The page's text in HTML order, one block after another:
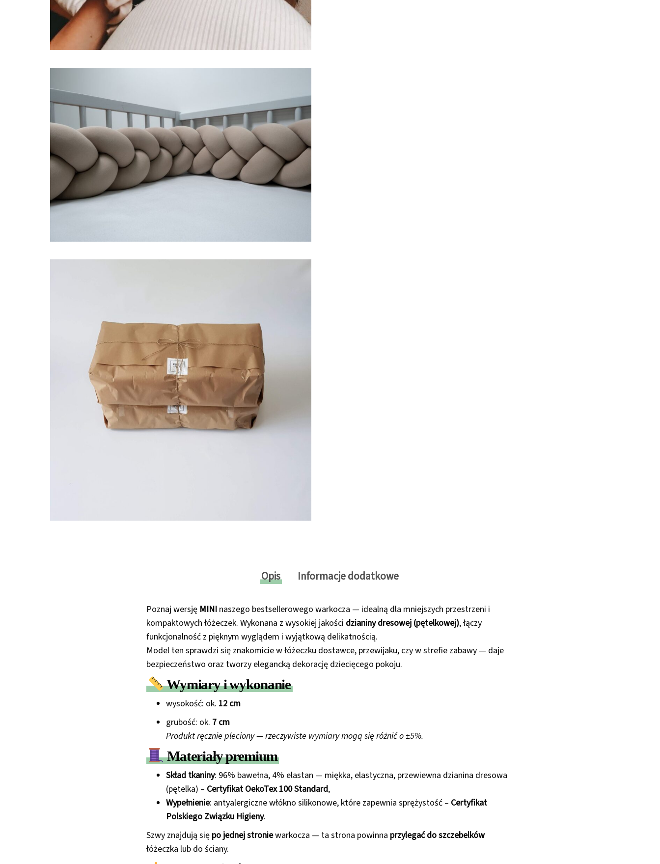
Opis Informacje dodatkowe
Poznaj wersję MINI naszego bestsellerowego warkocza — idealną dla mniejszych przestrzeni i
kompaktowych łóżeczek. Wykonana z wysokiej jakości dzianiny dresowej (pętelkowej), łączy
funkcjonalność z pięknym wyglądem i wyjątkową delikatnością.
Model ten sprawdzi się znakomicie w łóżeczku dostawce, przewijaku, czy w strefie zabawy — daje
bezpieczeństwo oraz tworzy elegancką dekorację dziecięcego pokoju.
Wymiary i wykonanie
wysokość: ok. 12 cm
grubość: ok. 7 cm
Produkt ręcznie pleciony — rzeczywiste wymiary mogą się różnić o ±5%.
Materiały premium
Skład tkaniny: 96% bawełna, 4% elastan — miękka, elastyczna, przewiewna dzianina dresowa
(pętelka) – Certyfikat OekoTex 100 Standard,
Wypełnienie: antyalergiczne włókno silikonowe, które zapewnia sprężystość – Certyfikat
Polskiego Związku Higieny.
Szwy znajdują się po jednej stroniewarkocza — ta strona powinna przylegać do szczebelków
łóżeczka lub do ściany.